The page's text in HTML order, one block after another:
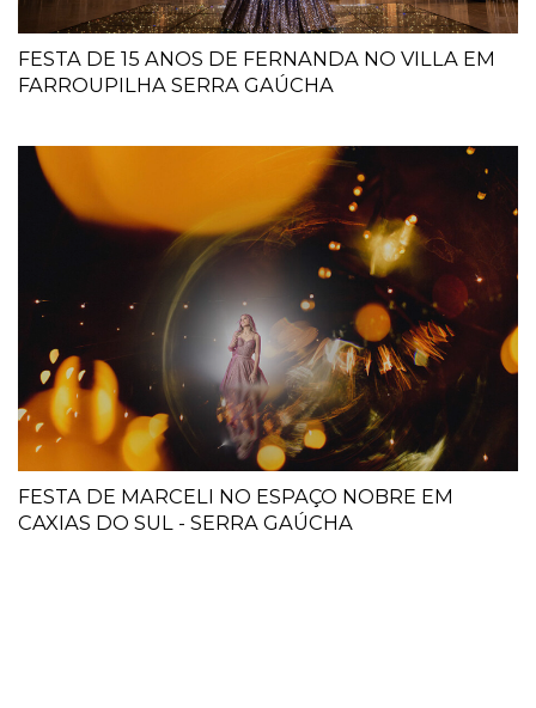
FESTA DE 15 ANOS DE FERNANDA NO VILLA EM
FARROUPILHA SERRA GAÚCHA
FESTA DE MARCELI NO ESPAÇO NOBRE EM
CAXIAS DO SUL - SERRA GAÚCHA